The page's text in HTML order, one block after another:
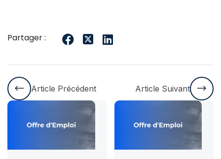
Partager :
Article Précédent Article Suivant